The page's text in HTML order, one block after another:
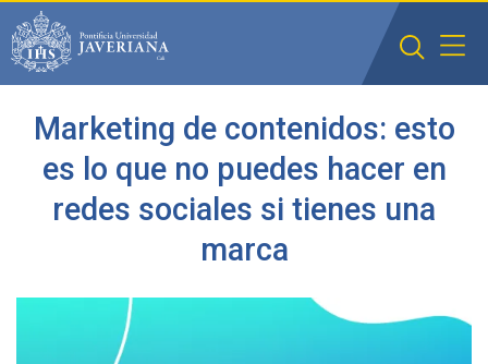
Saltar al contenido principal
Marketing de contenidos: esto
es lo que no puedes hacer en
redes sociales si tienes una
marca